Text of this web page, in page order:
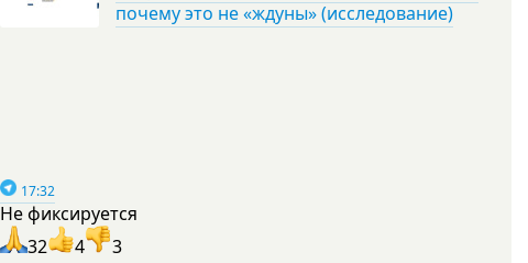
почему это не «ждуны» (исследование)
17:32
Не фиксируется
32
4 3